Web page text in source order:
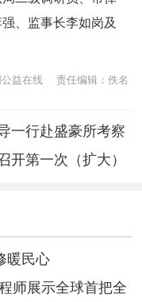
、监事长李如岗及
益在线 责任编辑：佚名
一行赴盛豪所考察
开第一次（扩大）
暖民心
师展示全球首把全